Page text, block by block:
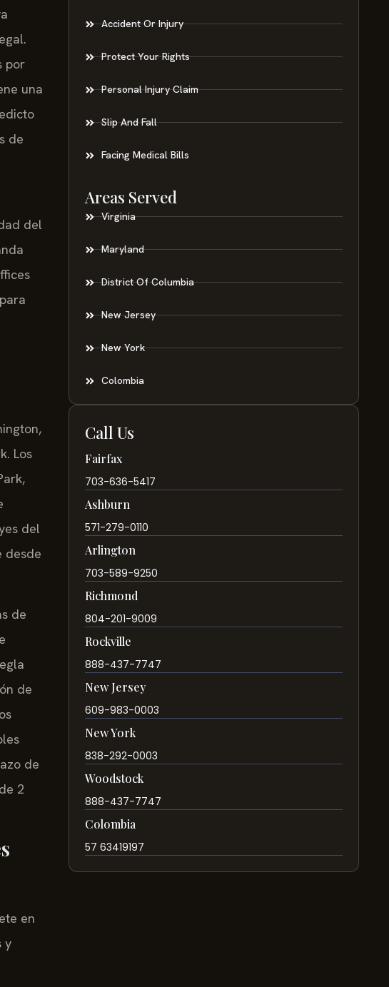
por
una
de
del
Los
del
desde
de
de
de
2
en
y
Accident Or Injury
Protect Your Rights
Personal Injury Claim
Slip And Fall
Facing Medical Bills
Areas Served
Virginia
Maryland
District Of Columbia
New Jersey
New York
Colombia
Call Us
Fairfax
703-636-5417
Ashburn
571-279-0110
Arlington
703-589-9250
Richmond
804-201-9009
Rockville
888-437-7747
New Jersey
609-983-0003
New York
838-292-0003
Woodstock
888-437-7747
Colombia
57 63419197